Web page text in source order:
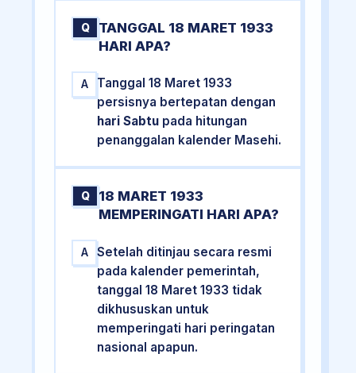
Q
TANGGAL 18 MARET 1933
HARI APA?
A
Tanggal 18 Maret 1933
persisnya bertepatan dengan
hari Sabtu pada hitungan
penanggalan kalender Masehi.
Q
18 MARET 1933
MEMPERINGATI HARI APA?
A
Setelah ditinjau secara resmi
pada kalender pemerintah,
tanggal 18 Maret 1933 tidak
dikhususkan untuk
memperingati hari peringatan
nasional apapun.